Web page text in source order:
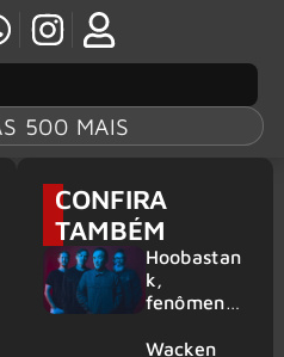
500 MAIS
CONFIRA
TAMBÉM
Hoobastan
k,
fenômeno
rock anos
Wacken